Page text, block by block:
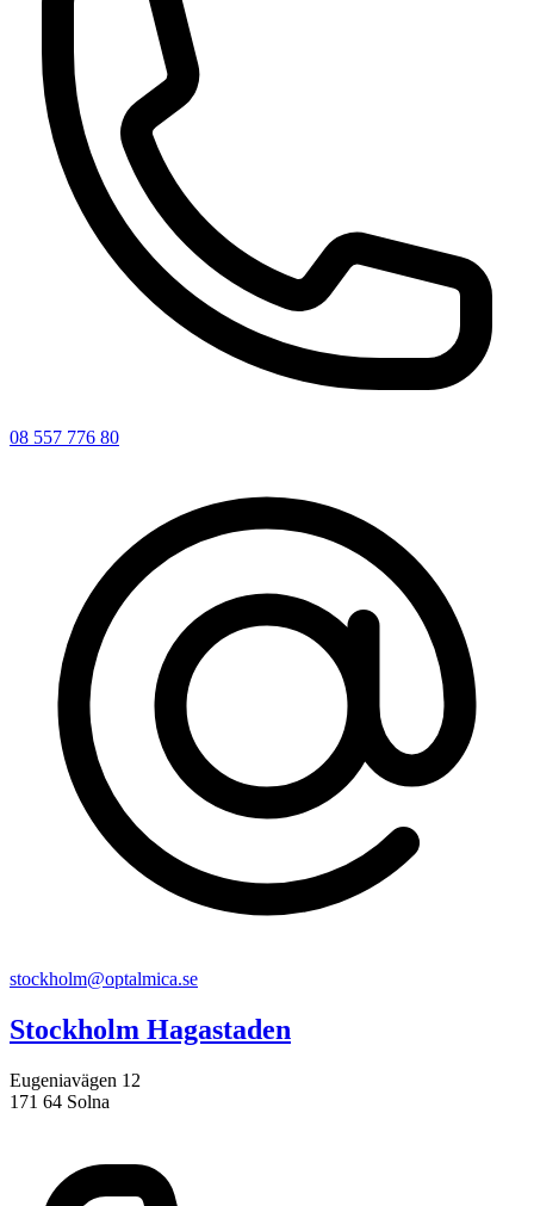
08 557 776 80
stockholm@optalmica.se
Stockholm Hagastaden
Eugeniavägen 12
171 64 Solna